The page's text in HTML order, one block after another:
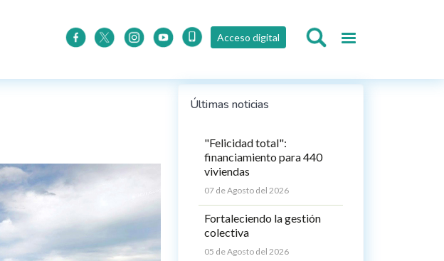
Acceso digital
Últimas noticias
"Felicidad total":
financiamiento para 440
viviendas
07 de Agosto del 2026
Fortaleciendo la gestión
colectiva
05 de Agosto del 2026